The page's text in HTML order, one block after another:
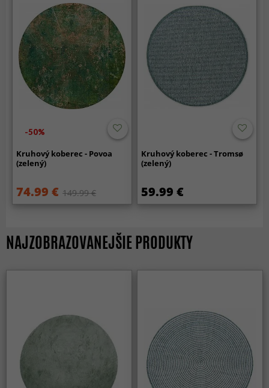
-50%
Kruhový koberec - Povoa
(zelený)
74.99 € 149.99 €
Kruhový koberec - Tromsø
(zelený)
59.99 €
NAJZOBRAZOVANEJŠIE PRODUKTY